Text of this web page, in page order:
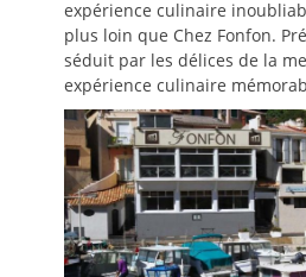
expérience culinaire
plus loin que Chez Fonfon.
séduit par les délices de la
expérience culinaire